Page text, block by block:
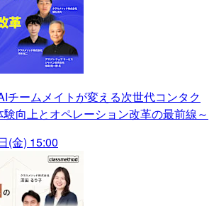
チームメイトが変える次世代コンタク
験向上とオペレーション改革の最前線～
(金) 15:00